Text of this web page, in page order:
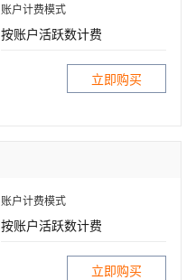
账户计费模式
按账户活跃数计费
立即购买
账户计费模式
按账户活跃数计费
立即购买